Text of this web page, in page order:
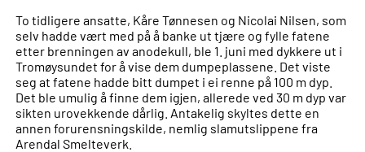
To tidligere ansatte, Kåre Tønnesen og Nicolai Nilsen, som
selv hadde vært med på å banke ut tjære og fylle fatene
etter brenningen av anodekull, ble 1. juni med dykkere ut i
Tromøysundet for å vise dem dumpeplassene. Det viste
seg at fatene hadde bitt dumpet i ei renne på 100 m dyp.
Det ble umulig å finne dem igjen, allerede ved 30 m dyp var
sikten urovekkende dårlig. Antakelig skyltes dette en
annen forurensningskilde, nemlig slamutslippene fra
Arendal Smelteverk.